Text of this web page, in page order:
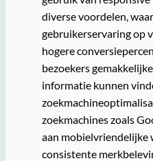
diverse voordelen,
gebruikerservaring op
hogere
bezoekers
informatie kunnen
zoekmachines zoals
aan mobielvriendelijke
consistente